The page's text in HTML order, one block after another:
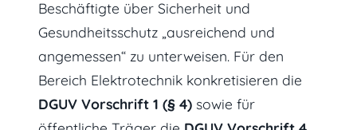
Beschäftigte über Sicherheit und
Gesundheitsschutz „ausreichend und
angemessen“ zu unterweisen. Für den
Bereich Elektrotechnik konkretisieren die
DGUV Vorschrift 1 (§ 4) sowie für